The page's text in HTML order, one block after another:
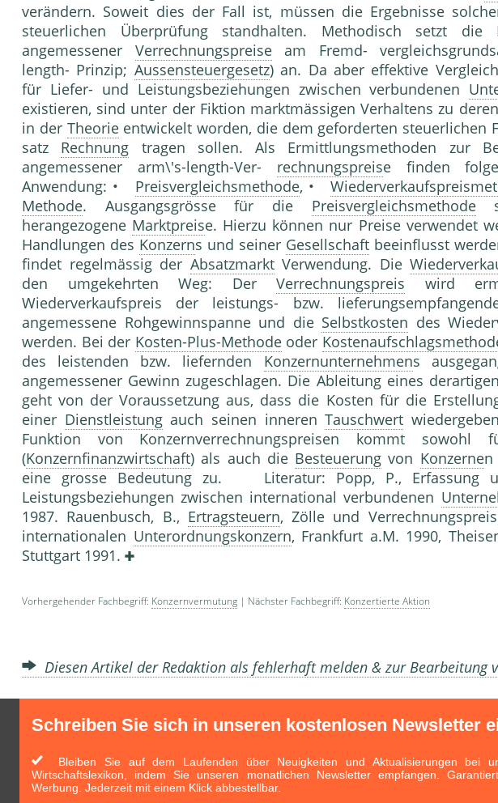
verändern. Soweit dies der Fall ist, müssen die Ergebnisse
steuerlichen Überprüfung standhalten. Methodisch setzt die
angemessener Verrechnungspreiseam Fremd-
length- Prinzip; Aussensteuergesetz) an. Da aber effektive
für Liefer- und Leistungsbeziehungen zwischen verbundenen
existieren, sind unter der Fiktion marktmässigen Verhaltens zu deren
in der Theorieentwickelt worden, die dem geforderten steuerlichen
satz Rechnung tragen sollen. Als Ermittlungsmethoden zur
angemessener arm\'s-length-Ver- rechnungspreise finden
Anwendung: • Preisvergleichsmethode, •
Methode. Ausgangsgrösse für die Preisvergleichsmethode
herangezogene Marktpreise. Hierzu können nur Preise verwendet
Handlungen des Konzerns und seiner Gesellschaft beeinflusst
findet regelmässig der AbsatzmarktVerwendung. Die
den umgekehrten Weg: Der Verrechnungspreis wird
Wiederverkaufspreis der leistungs- bzw.
angemessene Rohgewinnspanne und die Selbstkosten des
werden. Bei der Kosten-Plus-Methodeoder
des leistenden bzw. liefernden Konzernunternehmens
angemessener Gewinn zugeschlagen. Die Ableitung eines derartigen
geht von der Voraussetzung aus, dass die Kosten für die
einer Dienstleistungauch seinen innerenTauschwert
Funktion von Konzernverrechnungspreisen kommt
(Konzernfinanzwirtschaft) als auch die Besteuerung von Konzernen
eine grosse Bedeutung zu. Literatur: Popp, P., Erfassung
Leistungsbeziehungen zwischen international verbundenen
1987. Rauenbusch, B., Ertragsteuern, Zölle und
internationalen Unterordnungskonzern, Frankfurt a.M. 1990,
Stuttgart 1991.
Vorhergehender Fachbegriff: Konzernvermutung | Nächster Fachbegriff: Konzertierte Aktion
Diesen Artikel der Redaktion als fehlerhaft melden & zur Bearbeitung
Schreiben Sie sich in unseren kostenlosen Newsletter
Bleiben Sie auf dem Laufenden über Neuigkeiten und Aktualisierungen bei
Wirtschaftslexikon, indem Sie unseren monatlichen Newsletter empfangen.
Werbung. Jederzeit mit einem Klick abbestellbar.